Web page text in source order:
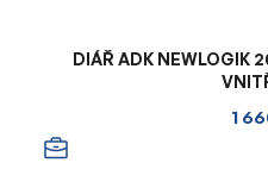
DIÁŘ ADK NEWLOGIK
1